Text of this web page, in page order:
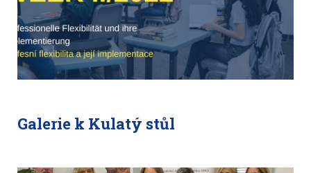
Galerie k Kulatý stůl